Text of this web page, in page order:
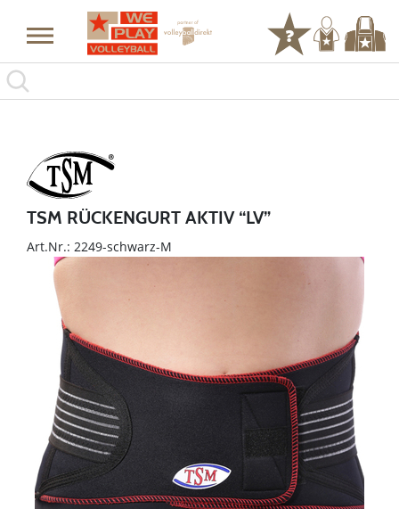
TSM RÜCKENGURT AKTIV “LV”
Art.Nr.: 2249-schwarz-M